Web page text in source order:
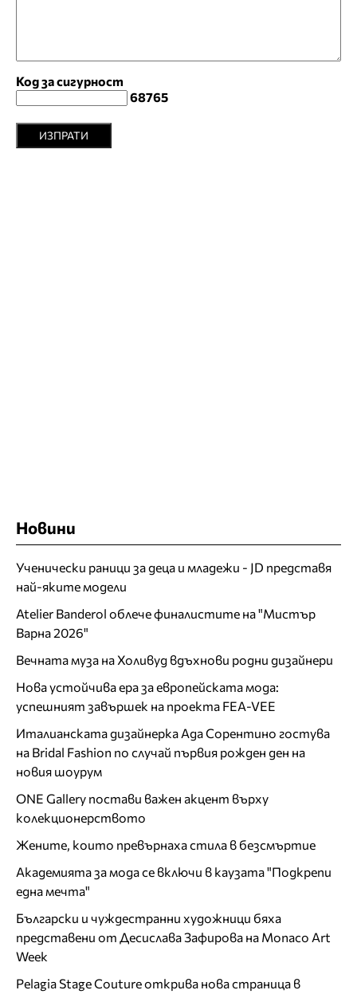
Код за сигурност
68765
ИЗПРАТИ
Новини
Ученически раници за деца и младежи - JD представя
най-яките модели
Atelier Banderol облече финалистите на "Мистър
Варна 2026"
Вечната муза на Холивуд вдъхнови родни дизайнери
Нова устойчива ера за европейската мода:
успешният завършек на проекта FEA-VEE
Италианската дизайнерка Ада Сорентино гостува
на Bridal Fashion по случай първия рожден ден на
новия шоурум
ONE Gallery постави важен акцент върху
колекционерството
Жените, които превърнаха стила в безсмъртие
Академията за мода се включи в каузата "Подкрепи
една мечта"
Български и чуждестранни художници бяха
представени от Десислава Зафирова на Monaco Art
Week
Pelagia Stage Couture открива нова страница в